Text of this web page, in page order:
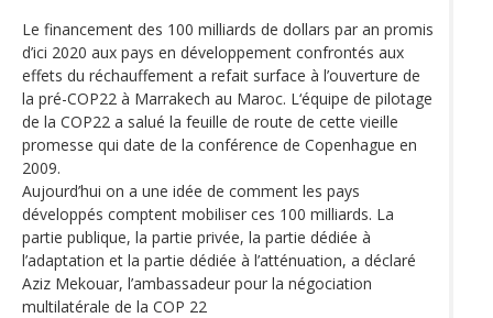
Le financement des 100 milliards de dollars par an promis
d’ici 2020 aux pays en développement confrontés aux
effets du réchauffement a refait surface à l’ouverture de
la pré-COP22 à Marrakech au Maroc. L‘équipe de pilotage
de la COP22 a salué la feuille de route de cette vieille
promesse qui date de la conférence de Copenhague en
2009.
Aujourd’hui on a une idée de comment les pays
développés comptent mobiliser ces 100 milliards. La
partie publique, la partie privée, la partie dédiée à
l’adaptation et la partie dédiée à l’atténuation, a déclaré
Aziz Mekouar, l’ambassadeur pour la négociation
multilatérale de la COP 22